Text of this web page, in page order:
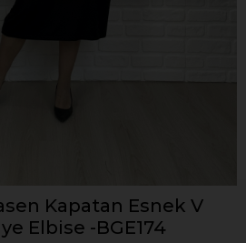
Kapatan Esnek V
Elbise -BGE174